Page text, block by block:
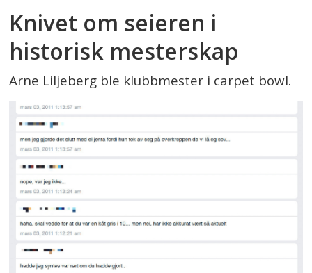
Knivet om seieren i
historisk mesterskap
Arne Liljeberg ble klubbmester i carpet bowl.